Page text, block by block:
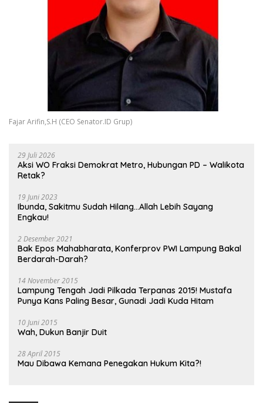
Fajar Arifin,S.H (CEO Senator.ID Grup)
29 Juli 2026
Aksi WO Fraksi Demokrat Metro, Hubungan PD – Walikota
Retak?
19 Juni 2023
Ibunda, Sakitmu Sudah Hilang…Allah Lebih Sayang
Engkau!
2 Desember 2021
Bak Epos Mahabharata, Konferprov PWI Lampung Bakal
Berdarah-Darah?
14 November 2015
Lampung Tengah Jadi Pilkada Terpanas 2015! Mustafa
Punya Kans Paling Besar, Gunadi Jadi Kuda Hitam
10 Juni 2015
Wah, Dukun Banjir Duit
28 April 2015
Mau Dibawa Kemana Penegakan Hukum Kita?!